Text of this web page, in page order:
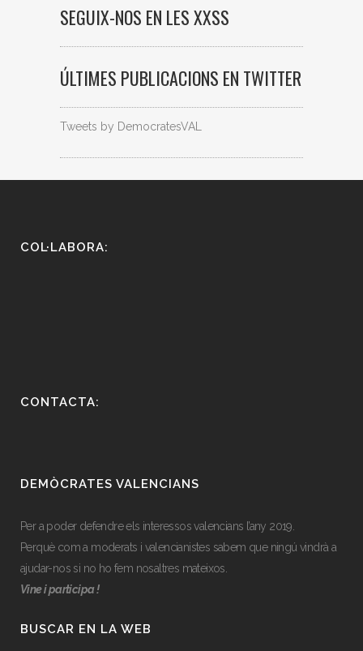
SEGUIX-NOS EN LES XXSS
ÚLTIMES PUBLICACIONS EN TWITTER
Tweets by DemocratesVAL
COL·LABORA:
CONTACTA:
DEMÒCRATES VALENCIANS
Per a poder defendre els interessos valencians l’any 2019.
Perquè com a moderats i valencianistes sabem que ningú vindrà a
ajudar-nos si no ho fem nosaltres mateixos.
Vine i participa !
BUSCAR EN LA WEB